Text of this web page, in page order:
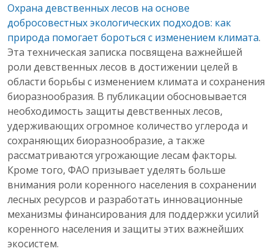
Охрана девственных лесов на основе
добросовестных экологических подходов: как
природа помогает бороться с изменением климата.
Эта техническая записка посвящена важнейшей
роли девственных лесов в достижении целей в
области борьбы с изменением климата и сохранения
биоразнообразия. В публикации обосновывается
необходимость защиты девственных лесов,
удерживающих огромное количество углерода и
сохраняющих биоразнообразие, а также
рассматриваются угрожающие лесам факторы.
Кроме того, ФАО призывает уделять больше
внимания роли коренного населения в сохранении
лесных ресурсов и разработать инновационные
механизмы финансирования для поддержки усилий
коренного населения и защиты этих важнейших
экосистем.